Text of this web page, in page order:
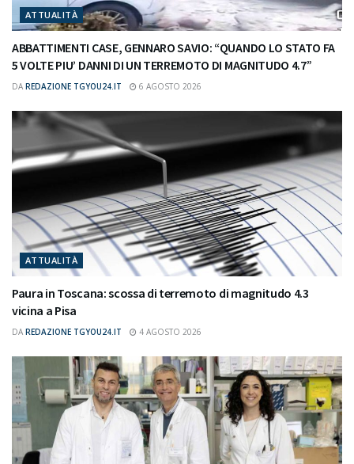
ATTUALITÀ
ABBATTIMENTI CASE, GENNARO SAVIO: “QUANDO LO STATO FA
5 VOLTE PIU’ DANNI DI UN TERREMOTO DI MAGNITUDO 4.7”
DA REDAZIONE TGYOU24.IT 6 AGOSTO 2026
ATTUALITÀ
Paura in Toscana: scossa di terremoto di magnitudo 4.3
vicina a Pisa
DA REDAZIONE TGYOU24.IT 4 AGOSTO 2026